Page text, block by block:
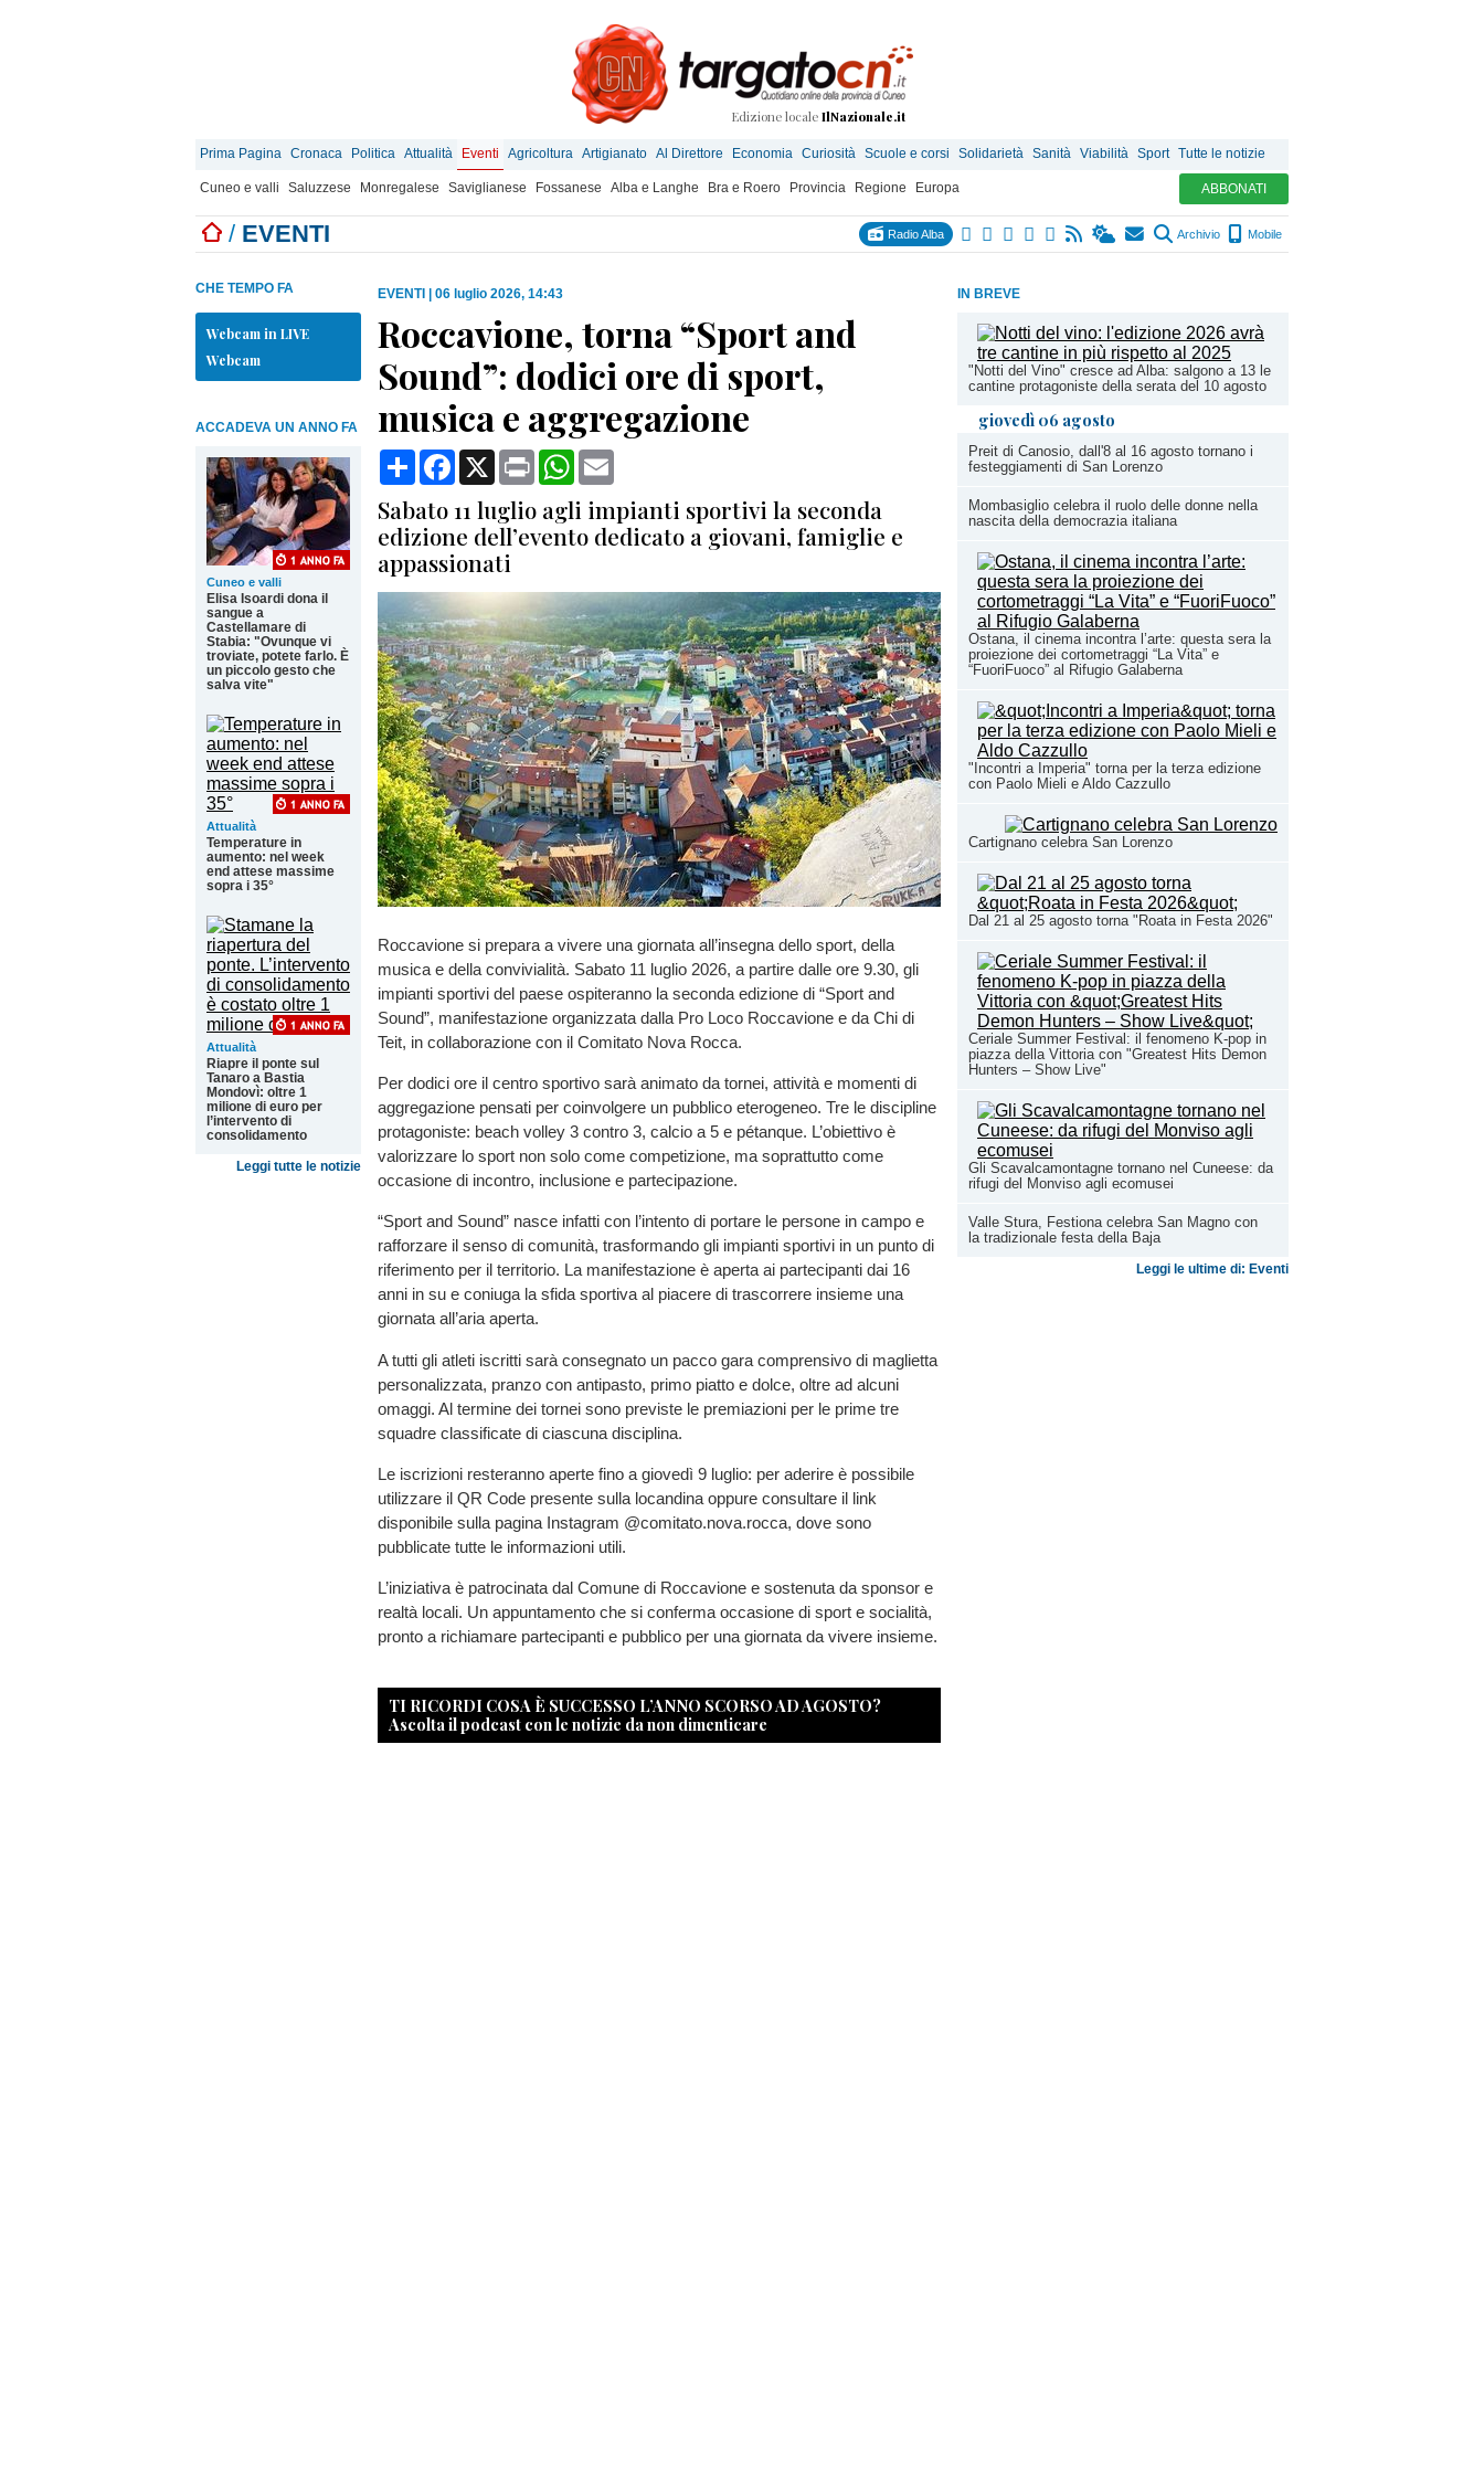
Edizione locale IlNazionale.it
Prima Pagina Cronaca Politica Attualità Eventi Agricoltura Artigianato Al Direttore Economia Curiosità Scuole e corsi Solidarietà Sanità Viabilità Sport Tutte le notizie
Cuneo e valli Saluzzese Monregalese Saviglianese Fossanese Alba e Langhe Bra e Roero Provincia Regione Europa ABBONATI
/ EVENTI Radio Alba Archivio Mobile
IN BREVE
"Notti del Vino" cresce ad Alba: salgono a 13 le
cantine protagoniste della serata del 10 agosto
giovedì 06 agosto
Preit di Canosio, dall'8 al 16 agosto tornano i
festeggiamenti di San Lorenzo
Mombasiglio celebra il ruolo delle donne nella
nascita della democrazia italiana
Ostana, il cinema incontra l’arte: questa sera la
proiezione dei cortometraggi “La Vita” e
“FuoriFuoco” al Rifugio Galaberna
"Incontri a Imperia" torna per la terza edizione
con Paolo Mieli e Aldo Cazzullo
Cartignano celebra San Lorenzo
Dal 21 al 25 agosto torna "Roata in Festa 2026"
Ceriale Summer Festival: il fenomeno K-pop in
piazza della Vittoria con "Greatest Hits Demon
Hunters – Show Live"
Gli Scavalcamontagne tornano nel Cuneese: da
rifugi del Monviso agli ecomusei
Valle Stura, Festiona celebra San Magno con
la tradizionale festa della Baja
Leggi le ultime di: Eventi
CHE TEMPO FA
Webcam in LIVE
Webcam
ACCADEVA UN ANNO FA
Cuneo e valli
Elisa Isoardi dona il
sangue a
Castellamare di
Stabia: "Ovunque vi
troviate, potete farlo. È
un piccolo gesto che
salva vite"
Attualità
Temperature in
aumento: nel week
end attese massime
sopra i 35°
Attualità
Riapre il ponte sul
Tanaro a Bastia
Mondovì: oltre 1
milione di euro per
l’intervento di
consolidamento
Leggi tutte le notizie
EVENTI 06 luglio 2026, 14:43
Roccavione, torna “Sport and
Sound”: dodici ore di sport,
musica e aggregazione
CondividiFacebook
X Print WhatsApp
Sabato 11 luglio agli impianti sportivi la seconda
edizione dell’evento dedicato a giovani, famiglie e
appassionati
Roccavione si prepara a vivere una giornata all’insegna dello sport, della
musica e della convivialità. Sabato 11 luglio 2026, a partire dalle ore 9.30, gli
impianti sportivi del paese ospiteranno la seconda edizione di “Sport and
Sound”, manifestazione organizzata dalla Pro Loco Roccavione e da Chi di
Teit, in collaborazione con il Comitato Nova Rocca.
Per dodici ore il centro sportivo sarà animato da tornei, attività e momenti di
aggregazione pensati per coinvolgere un pubblico eterogeneo. Tre le discipline
protagoniste: beach volley 3 contro 3, calcio a 5 e pétanque. L’obiettivo è
valorizzare lo sport non solo come competizione, ma soprattutto come
occasione di incontro, inclusione e partecipazione.
“Sport and Sound” nasce infatti con l’intento di portare le persone in campo e
rafforzare il senso di comunità, trasformando gli impianti sportivi in un punto di
riferimento per il territorio. La manifestazione è aperta ai partecipanti dai 16
anni in su e coniuga la sfida sportiva al piacere di trascorrere insieme una
giornata all’aria aperta.
A tutti gli atleti iscritti sarà consegnato un pacco gara comprensivo di maglietta
personalizzata, pranzo con antipasto, primo piatto e dolce, oltre ad alcuni
omaggi. Al termine dei tornei sono previste le premiazioni per le prime tre
squadre classificate di ciascuna disciplina.
Le iscrizioni resteranno aperte fino a giovedì 9 luglio: per aderire è possibile
utilizzare il QR Code presente sulla locandina oppure consultare il link
disponibile sulla pagina Instagram @comitato.nova.rocca, dove sono
pubblicate tutte le informazioni utili.
L’iniziativa è patrocinata dal Comune di Roccavione e sostenuta da sponsor e
realtà locali. Un appuntamento che si conferma occasione di sport e socialità,
pronto a richiamare partecipanti e pubblico per una giornata da vivere insieme.
TI RICORDI COSA È SUCCESSO L’ANNO SCORSO AD AGOSTO?
Ascolta il podcast con le notizie da non dimenticare